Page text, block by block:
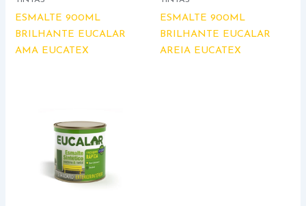
ESMALTE 900ML
BRILHANTE EUCALAR
AMA EUCATEX
ESMALTE 900ML
BRILHANTE EUCALAR
AREIA EUCATEX